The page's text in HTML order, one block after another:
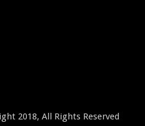
2018, All Rights Reserved